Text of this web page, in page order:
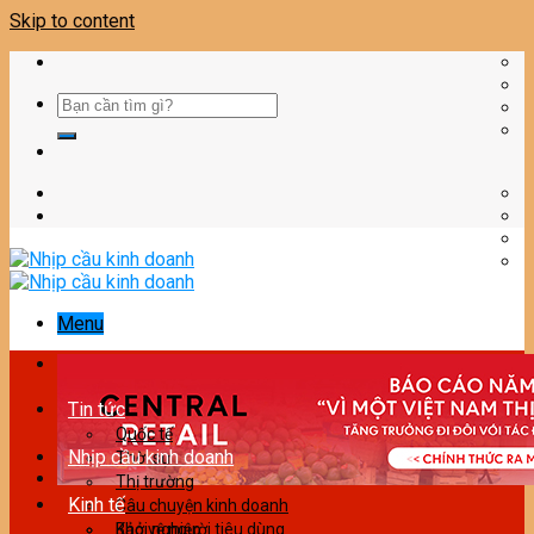
Skip to content
Menu
Tin tức
Quốc tế
Thời sự
Nhịp cầu kinh doanh
Thị trường
Câu chuyện kinh doanh
Bảo vệ người tiêu dùng
Kinh tế
Khởi nghiệp